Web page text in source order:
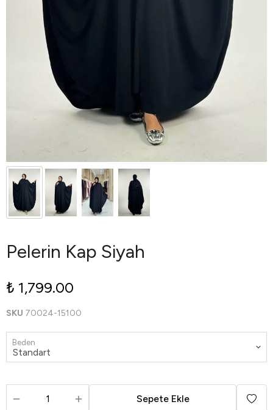
Pelerin Kap Siyah
₺ 1,799.00
SKU 70024-15100
Beden
Sepete Ekle